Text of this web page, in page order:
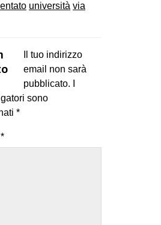
università via
Il tuo indirizzo
email non sarà
pubblicato.
sono
*
*